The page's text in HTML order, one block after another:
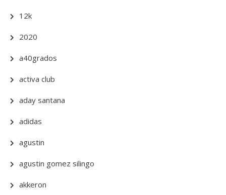
12k
2020
a40grados
activa club
aday santana
adidas
agustin
agustin gomez silingo
akkeron